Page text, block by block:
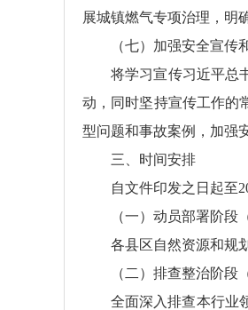
展城镇燃气专项治理，明
（七）加强安全宣传
将学习宣传习近平总
动，同时坚持宣传工作的
型问题和事故案例，加强
三、时间安排
自文件印发之日起至
（一）动员部署阶段
各县区自然资源和规
（二）排查整治阶段
全面深入排查本行业